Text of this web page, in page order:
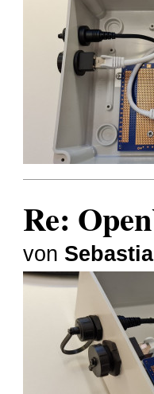
Re:
von